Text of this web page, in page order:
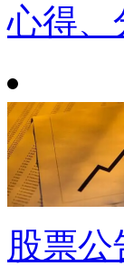
心得、
股票公